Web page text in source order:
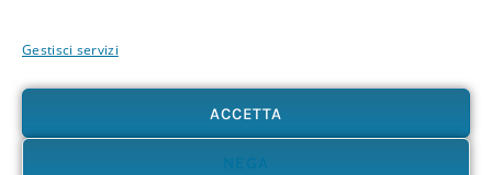
Gestisci servizi
ACCETTA
NEGA
divulgativi associati alla BioPsicoQuantistica®, non sostituiscono in alcun modo
consulenze, diagnosi o trattamenti medici e psicologici. In presenza di patologie o disturbi
di qualunque natura – fisica, psicologica o emotiva – si raccomanda sempre di rivolgersi al
proprio medico o a un professionista sanitario qualificato. L’utente è pienamente